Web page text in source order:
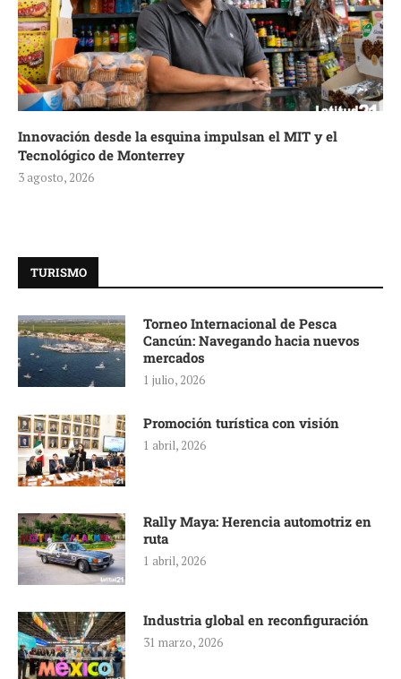
Innovación desde la esquina impulsan el MIT y el
Tecnológico de Monterrey
3 agosto, 2026
TURISMO
Torneo Internacional de Pesca
Cancún: Navegando hacia nuevos
mercados
1 julio, 2026
Promoción turística con visión
1 abril, 2026
Rally Maya: Herencia automotriz en
ruta
1 abril, 2026
Industria global en reconfiguración
31 marzo, 2026